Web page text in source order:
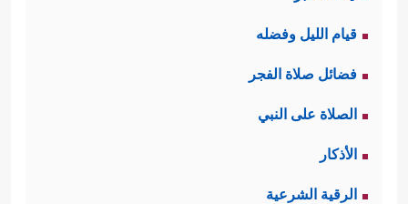
قيام الليل وفضله
فضائل صلاة الفجر
الصلاة على النبي
الأذكار
الرقية الشرعية